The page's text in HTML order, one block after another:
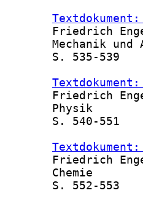
Friedrich
Mechanik und
       S. 535-539
Friedrich
       Physik
       S. 540-551
Friedrich
       Chemie
       S. 552-553